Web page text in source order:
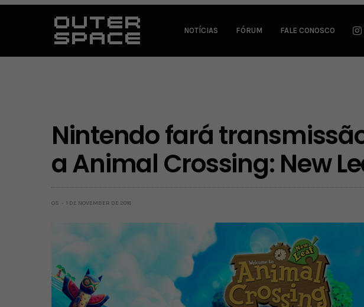
NOTÍCIAS FÓRUM FALE CONOSCO
Nintendo fará
a Animal Crossing: New
OS 1 DE NOVEMBER DE 2016